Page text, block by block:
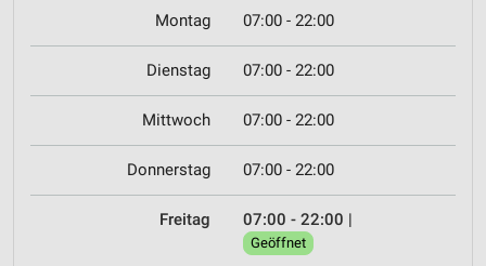
Montag 07:00 - 22:00
Dienstag 07:00 - 22:00
Mittwoch 07:00 - 22:00
Donnerstag 07:00 - 22:00
Freitag 07:00 - 22:00 |
Geöffnet